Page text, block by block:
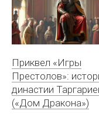
Приквел «Игры
Престолов»:
династии
(«Дом Дракона»)